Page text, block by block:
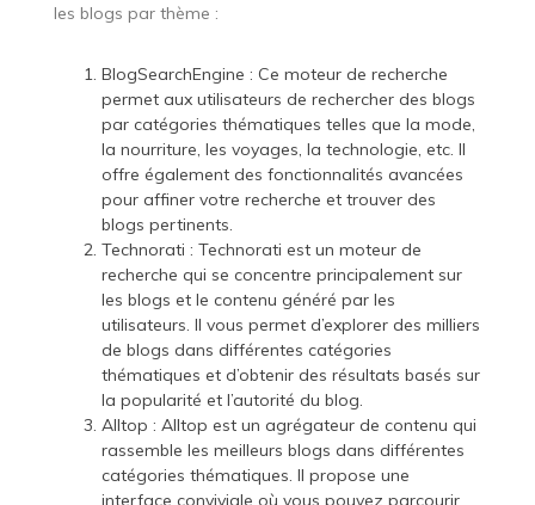
les blogs par thème :
BlogSearchEngine : Ce moteur de recherche
permet aux utilisateurs de rechercher des blogs
par catégories thématiques telles que la mode,
la nourriture, les voyages, la technologie, etc. Il
offre également des fonctionnalités avancées
pour affiner votre recherche et trouver des
blogs pertinents.
Technorati : Technorati est un moteur de
recherche qui se concentre principalement sur
les blogs et le contenu généré par les
utilisateurs. Il vous permet d’explorer des milliers
de blogs dans différentes catégories
thématiques et d’obtenir des résultats basés sur
la popularité et l’autorité du blog.
Alltop : Alltop est un agrégateur de contenu qui
rassemble les meilleurs blogs dans différentes
catégories thématiques. Il propose une
interface conviviale où vous pouvez parcourir